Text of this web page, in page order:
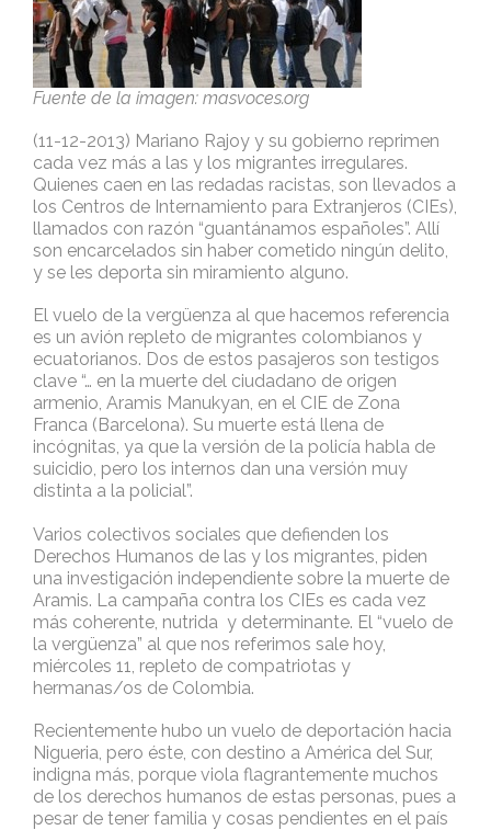
Fuente de la imagen: masvoces.org
(11-12-2013) Mariano Rajoy y su gobierno reprimen
cada vez más a las y los migrantes irregulares.
Quienes caen en las redadas racistas, son llevados a
los Centros de Internamiento para Extranjeros (CIEs),
llamados con razón “guantánamos españoles”. Allí
son encarcelados sin haber cometido ningún delito,
y se les deporta sin miramiento alguno.
El vuelo de la vergüenza al que hacemos referencia
es un avión repleto de migrantes colombianos y
ecuatorianos. Dos de estos pasajeros son testigos
clave “… en la muerte del ciudadano de origen
armenio, Aramis Manukyan, en el CIE de Zona
Franca (Barcelona). Su muerte está llena de
incógnitas, ya que la versión de la policía habla de
suicidio, pero los internos dan una versión muy
distinta a la policial”.
Varios colectivos sociales que defienden los
Derechos Humanos de las y los migrantes, piden
una investigación independiente sobre la muerte de
Aramis. La campaña contra los CIEs es cada vez
más coherente, nutrida y determinante. El “vuelo de
la vergüenza” al que nos referimos sale hoy,
miércoles 11, repleto de compatriotas y
hermanas/os de Colombia.
Recientemente hubo un vuelo de deportación hacia
Nigueria, pero éste, con destino a América del Sur,
indigna más, porque viola flagrantemente muchos
de los derechos humanos de estas personas, pues a
pesar de tener familia y cosas pendientes en el país